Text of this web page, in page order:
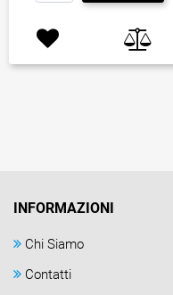
INFORMAZIONI
Chi Siamo
Contatti